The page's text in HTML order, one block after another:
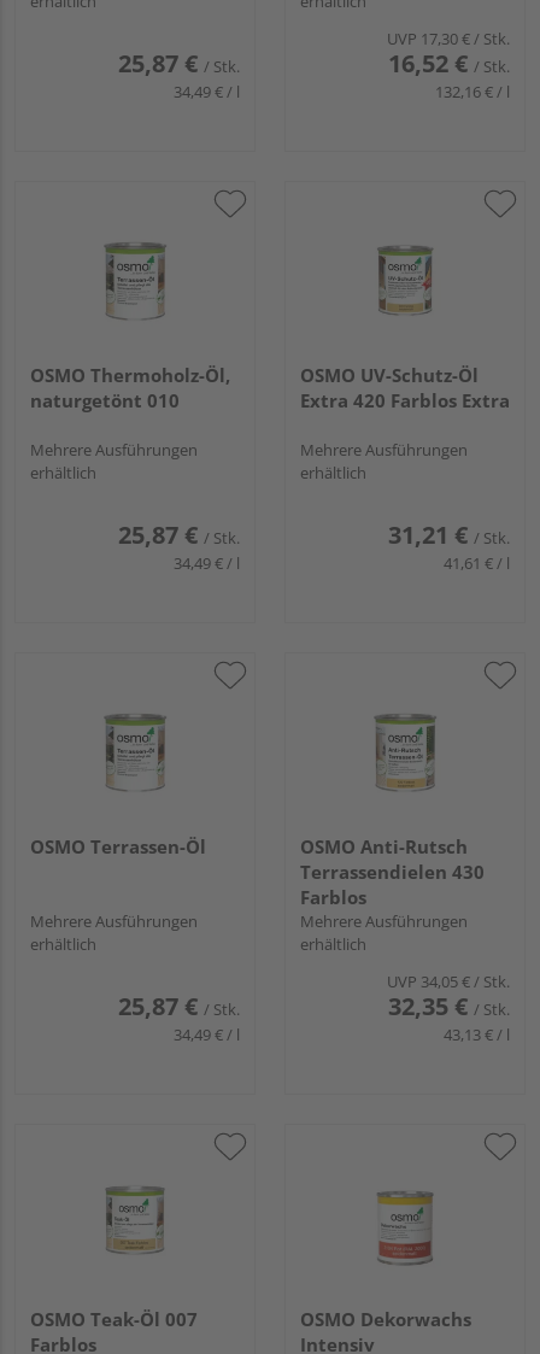
25,87 € / Stk.
34,49 € / l
UVP 17,30 €/ Stk.
16,52 € / Stk.
132,16 € / l
OSMO Thermoholz-Öl,
naturgetönt 010
Mehrere Ausführungen
erhältlich
25,87 € / Stk.
34,49 € / l
OSMO UV-Schutz-Öl
Extra 420 Farblos Extra
Mehrere Ausführungen
erhältlich
31,21 € / Stk.
41,61 € / l
OSMO Terrassen-Öl
Mehrere Ausführungen
erhältlich
25,87 € / Stk.
34,49 € / l
OSMO Anti-Rutsch
Terrassendielen 430
Farblos
Mehrere Ausführungen
erhältlich
UVP 34,05 €/ Stk.
32,35 € / Stk.
43,13 € / l
OSMO Teak-Öl 007
Farblos
OSMO Dekorwachs
Intensiv